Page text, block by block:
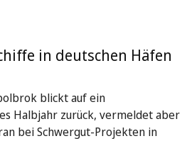
in deutschen Häfen
blickt auf ein
Halbjahr zurück, vermeldet aber
bei Schwergut-Projekten in